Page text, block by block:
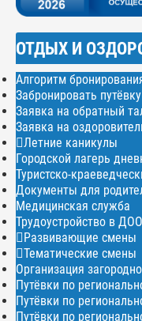
ОТДЫХ И
Алгоритм
Забронировать путёвку
Заявка на обратный
Заявка на
Летние каникулы
Городской лагерь
Туристско-
Документы для
Медицинская служба
Трудоустройство в
Развивающие смены
Тематические смены
Организация
Путёвки по
Путёвки по
Путёвки по